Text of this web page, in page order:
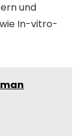
und
In-vitro-